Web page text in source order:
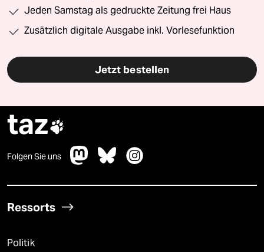
Jeden Samstag als gedruckte Zeitung frei Haus
Zusätzlich digitale Ausgabe inkl. Vorlesefunktion
Jetzt bestellen
taz
Folgen Sie uns
Ressorts
Politik